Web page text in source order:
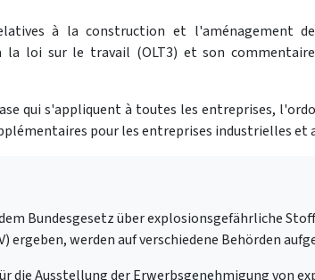
à la construction et l'aménagement
la loi sur le travail (OLT3) et son
qui s'appliquent à toutes les entreprises,
pour les entreprises industrielles et
Bundesgesetz über explosionsgefährliche
ergeben, werden auf verschiedene Behörden
die Ausstellung der Erwerbsgenehmigung von